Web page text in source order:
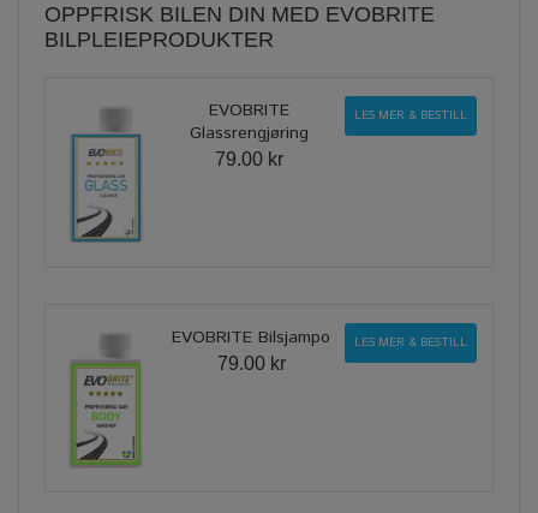
OPPFRISK BILEN DIN MED EVOBRITE
BILPLEIEPRODUKTER
EVOBRITE
Glassrengjøring
79.00 kr
LES MER & BESTILL
EVOBRITE Bilsjampo
79.00 kr
LES MER & BESTILL